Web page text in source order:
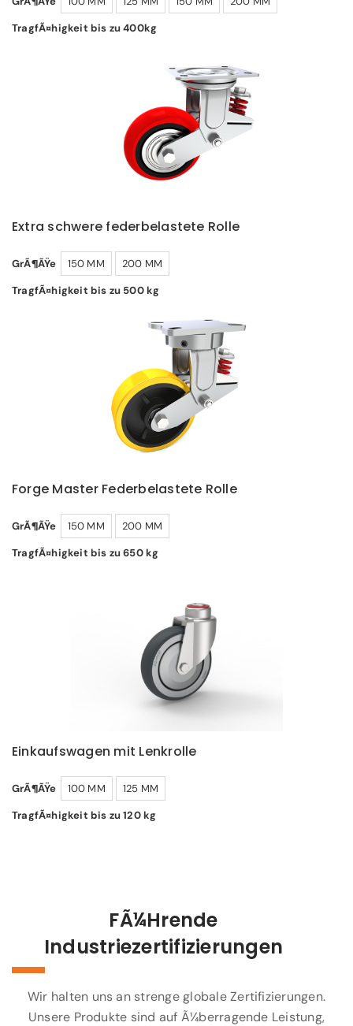
TragfÃ¤higkeit bis zu 400kg
Extra schwere federbelastete Rolle
GrÃ¶ÃŸe 150 MM
200 MM
TragfÃ¤higkeit bis zu 500 kg
Forge Master Federbelastete Rolle
GrÃ¶ÃŸe 150 MM
200 MM
TragfÃ¤higkeit bis zu 650 kg
Einkaufswagen mit Lenkrolle
GrÃ¶ÃŸe 100 MM
125 MM
TragfÃ¤higkeit bis zu 120 kg
FÃ¼hrende
Industriezertifizierungen
Wir halten uns an strenge globale Zertifizierungen.
Unsere Produkte sind auf Ã¼berragende Leistung,